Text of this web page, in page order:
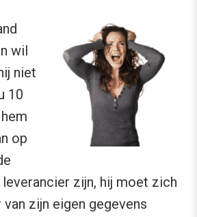
wil
niet
10
op
zijn, hij moet zich
zijn eigen gegevens